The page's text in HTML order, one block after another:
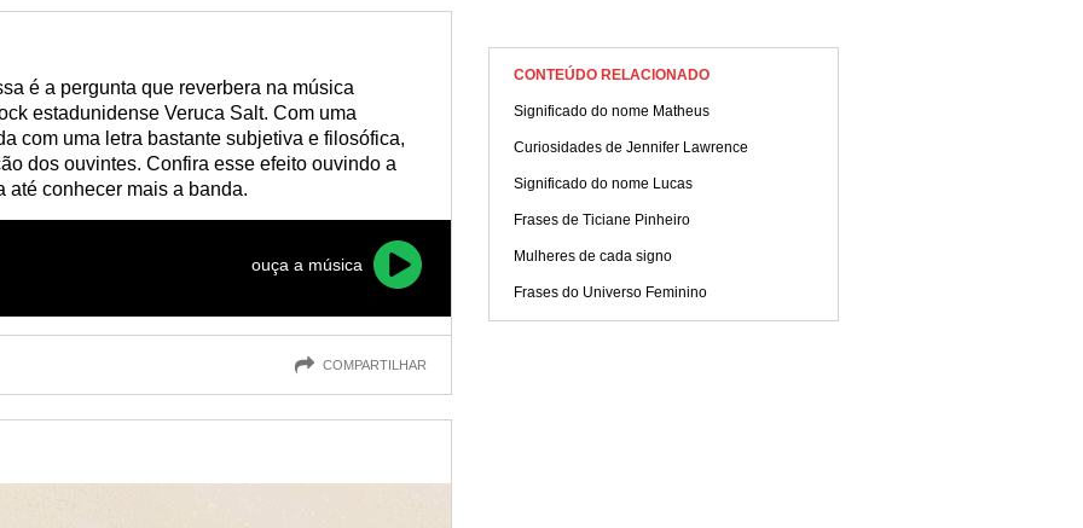
é a pergunta que reverbera na música
estadunidense Veruca Salt. Com uma
com uma letra bastante subjetiva e filosófica,
dos ouvintes. Confira esse efeito ouvindo a
até conhecer mais a banda.
ouça a música
COMPARTILHAR
CONTEÚDO RELACIONADO
Significado do nome Matheus
Curiosidades de Jennifer Lawrence
Significado do nome Lucas
Frases de Ticiane Pinheiro
Mulheres de cada signo
Frases do Universo Feminino